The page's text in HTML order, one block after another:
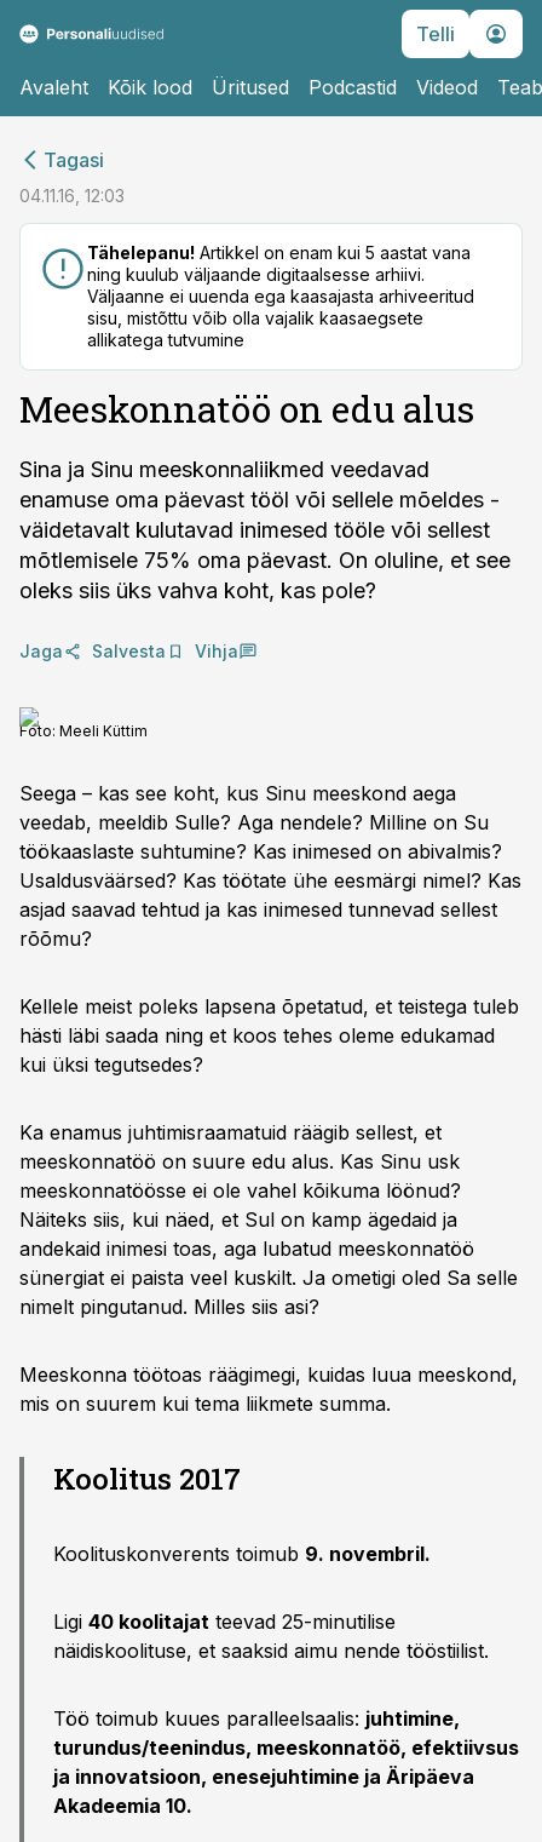
Telli
Avaleht Kõik lood Üritused Podcastid Videod
Tagasi
04.11.16, 12:03
Tähelepanu! Artikkel on enam kui 5 aastat vana
ning kuulub väljaande digitaalsesse arhiivi.
Väljaanne ei uuenda ega kaasajasta arhiveeritud
sisu, mistõttu võib olla vajalik kaasaegsete
allikatega tutvumine
Meeskonnatöö on edu alus
Sina ja Sinu meeskonnaliikmed veedavad
enamuse oma päevast tööl või sellele mõeldes -
väidetavalt kulutavad inimesed tööle või sellest
mõtlemisele 75% oma päevast. On oluline, et see
oleks siis üks vahva koht, kas pole?
Jaga Salvesta Vihja
Foto: Meeli Küttim
Seega – kas see koht, kus Sinu meeskond aega
veedab, meeldib Sulle? Aga nendele? Milline on Su
töökaaslaste suhtumine? Kas inimesed on abivalmis?
Usaldusväärsed? Kas töötate ühe eesmärgi nimel? Kas
asjad saavad tehtud ja kas inimesed tunnevad sellest
rõõmu?
Kellele meist poleks lapsena õpetatud, et teistega tuleb
hästi läbi saada ning et koos tehes oleme edukamad
kui üksi tegutsedes?
Ka enamus juhtimisraamatuid räägib sellest, et
meeskonnatöö on suure edu alus. Kas Sinu usk
meeskonnatöösse ei ole vahel kõikuma löönud?
Näiteks siis, kui näed, et Sul on kamp ägedaid ja
andekaid inimesi toas, aga lubatud meeskonnatöö
sünergiat ei paista veel kuskilt. Ja ometigi oled Sa selle
nimelt pingutanud. Milles siis asi?
Meeskonna töötoas räägimegi, kuidas luua meeskond,
mis on suurem kui tema liikmete summa.
Koolitus 2017
Koolituskonverents toimub 9. novembril.
Ligi 40 koolitajat teevad 25-minutilise
näidiskoolituse, et saaksid aimu nende tööstiilist.
Töö toimub kuues paralleelsaalis: juhtimine,
turundus/teenindus, meeskonnatöö, efektiivsus
ja innovatsioon, enesejuhtimine ja Äripäeva
Akadeemia 10.